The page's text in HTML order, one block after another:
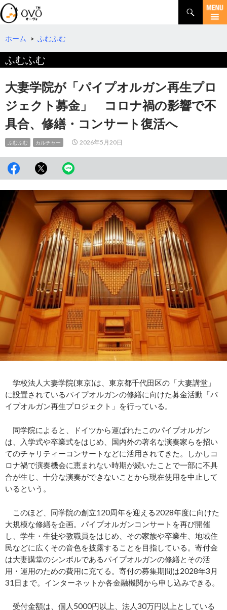
検
索
コ
テ
へ
動
ホーム > ふむふむ
ふむふむ
大妻学院が「パイプオルガン再生プロ
ジェクト募金」 コロナ禍の影響で不
具合、修繕・コンサート復活へ
ふむふむ カルチャー 2026年5月20日
学校法人大妻学院(東京)は、東京都千代田区の「大妻講堂」
に設置されているパイプオルガンの修繕に向けた募金活動「パ
イプオルガン再生プロジェクト」を行っている。
同学院によると、ドイツから運ばれたこのパイプオルガン
は、入学式や卒業式をはじめ、国内外の著名な演奏家らを招い
てのチャリティーコンサートなどに活用されてきた。しかしコ
ロナ禍で演奏機会に恵まれない時期が続いたことで一部に不具
合が生じ、十分な演奏ができないことから現在使用を中止して
いるという。
このほど、同学院の創立120周年を迎える2028年度に向けた
大規模な修繕を企画。パイプオルガンコンサートを再び開催
し、学生・生徒や教職員をはじめ、その家族や卒業生、地域住
民などに広くその音色を披露することを目指している。寄付金
は大妻講堂のシンボルであるパイプオルガンの修繕とその活
用・運用のための費用に充てる。寄付の募集期間は2028年3月
31日まで。インターネットか各金融機関から申し込みできる。
受付金額は、個人5000円以上、法人30万円以上としている